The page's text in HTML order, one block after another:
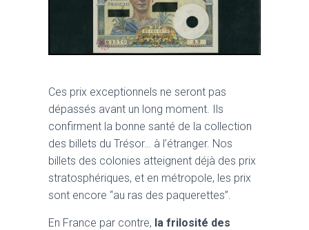
Ces prix exceptionnels ne seront pas
dépassés avant un long moment. Ils
confirment la bonne santé de la collection
des billets du Trésor… à l’étranger. Nos
billets des colonies atteignent déjà des prix
stratosphériques, et en métropole, les prix
sont encore “au ras des paquerettes”.
En France par contre, la frilosité des